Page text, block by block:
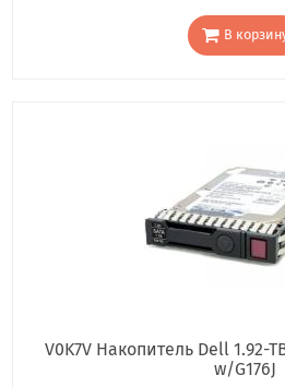
В
V0K7V Накопитель Dell 1.92-
w/G176J